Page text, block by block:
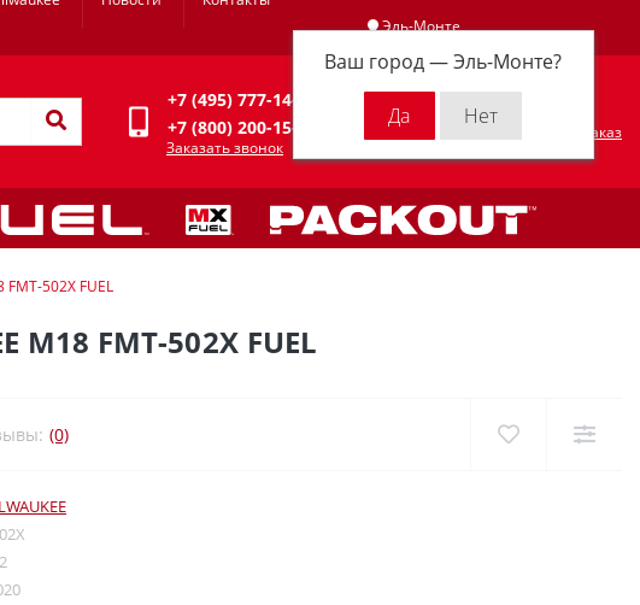
Эль-Монте
Ваш город —Эль-Монте?
Личный кабинет
+7 (495) 777-14-94
+7 (800) 200-15-94
Заказать звонок
Оформить заказ
502X FUEL
FMT-502X FUEL
(0)